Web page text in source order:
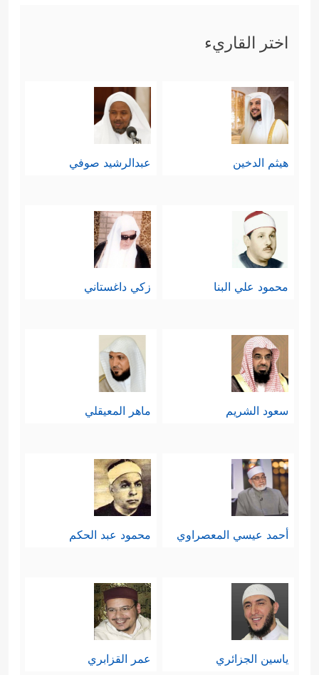
اختر القاريء
هيثم الدخين عبدالرشيد صوفي
محمود علي البنا زكي داغستاني
سعود الشريم ماهر المعيقلي
أحمد عيسي المعصراوي محمود عبد الحكم
ياسين الجزائري عمر القزابري